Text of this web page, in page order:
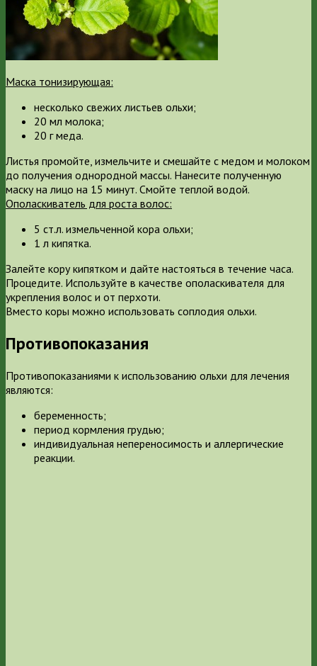
Маска тонизирующая:
несколько свежих листьев ольхи;
20 мл молока;
20 г меда.
Листья промойте, измельчите и смешайте с медом и молоком
до получения однородной массы. Нанесите полученную
маску на лицо на 15 минут. Смойте теплой водой.
Ополаскиватель для роста волос:
5 ст.л. измельченной кора ольхи;
1 л кипятка.
Залейте кору кипятком и дайте настояться в течение часа.
Процедите. Используйте в качестве ополаскивателя для
укрепления волос и от перхоти.
Вместо коры можно использовать соплодия ольхи.
Противопоказания
Противопоказаниями к использованию ольхи для лечения
являются:
беременность;
период кормления грудью;
индивидуальная непереносимость и аллергические
реакции.